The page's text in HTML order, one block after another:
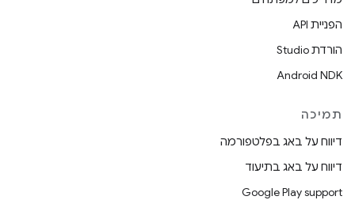
הפניית API
הורדת Studio
Android NDK
תמיכה
דיווח על באג בפלטפורמה
דיווח על באג בתיעוד
Google Play support